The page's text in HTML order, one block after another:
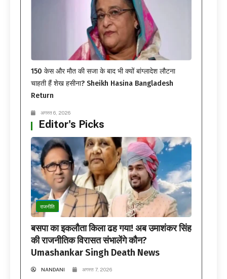
150 केस और मौत की सजा के बाद भी क्यों बांग्लादेश लौटना
चाहती हैं शेख हसीना? Sheikh Hasina Bangladesh
Return
अगस्त 6, 2026
Editor's Picks
राजनीति
बसपा का इकलौता किला ढह गया! अब उमाशंकर सिंह
की राजनीतिक विरासत संभालेंगे कौन?
Umashankar Singh Death News
NANDANI अगस्त 7, 2026